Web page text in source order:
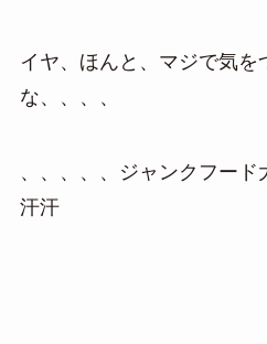
イヤ、ほんと、マジで気を
な、、、、
、、、、、ジャンクフー
汗汗